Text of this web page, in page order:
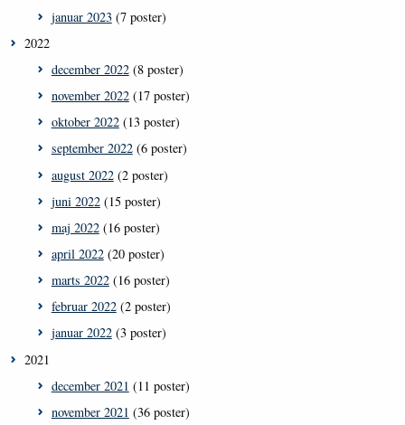
januar 2023(7 poster)
2022
december 2022(8 poster)
november 2022(17 poster)
oktober 2022(13 poster)
september 2022(6 poster)
august 2022(2 poster)
juni 2022(15 poster)
maj 2022(16 poster)
april 2022(20 poster)
marts 2022(16 poster)
februar 2022(2 poster)
januar 2022(3 poster)
2021
december 2021 (11 poster)
november 2021 (36 poster)